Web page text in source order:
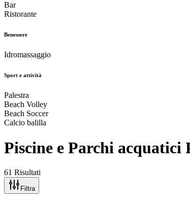
Bar
Ristorante
Benessere
Idromassaggio
Sport e attività
Palestra
Beach Volley
Beach Soccer
Calcio balilla
Piscine e Parchi
61 Risultati
Filtra